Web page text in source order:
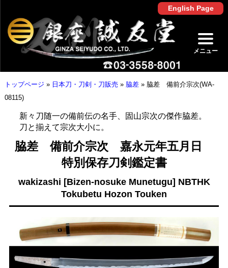
English Page
メニュー
トップページ » 日本刀・刀剣・刀販売 » 脇差» 脇差 備前介宗次(WA-
08115)
新々刀随一の備前伝の名手、固山宗次の傑作脇差。
刀と揃えて宗次大小に。
脇差 備前介宗次 嘉永元年五月日
特別保存刀剣鑑定書
wakizashi [Bizen-nosuke Munetugu] NBTHK
Tokubetu Hozon Touken